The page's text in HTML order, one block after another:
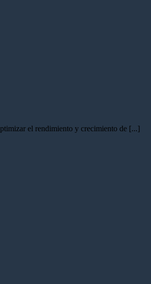
el rendimiento y crecimiento de [...]